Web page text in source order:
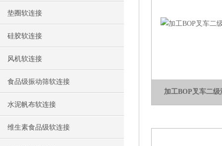
垫圈软连接
硅胶软连接
风机软连接
食品级振动筛软连接
水泥帆布软连接
维生素食品级软连接
加工BOP叉车二